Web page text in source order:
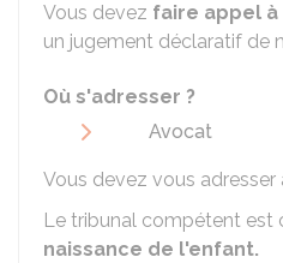
Vous devez faire appel à
un jugement déclaratif de
Où s'adresser ?
Avocat
Vous devez vous adresser
Le tribunal compétent est
naissance de l'enfant.